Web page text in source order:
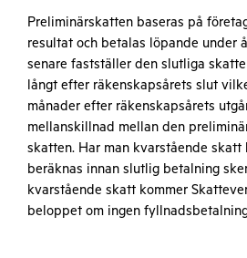
Preliminärskatten baseras på
resultat och betalas löpande under
senare fastställer den slutliga
långt efter räkenskapsårets slut
månader efter räkenskapsårets
mellanskillnad mellan den
skatten. Har man kvarstående skatt
beräknas innan slutlig betalning
kvarstående skatt kommer
beloppet om ingen